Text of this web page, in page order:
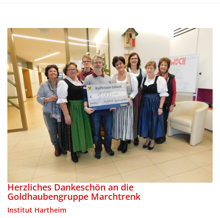
Herzliches Dankeschön an die
Goldhaubengruppe Marchtrenk
Institut Hartheim